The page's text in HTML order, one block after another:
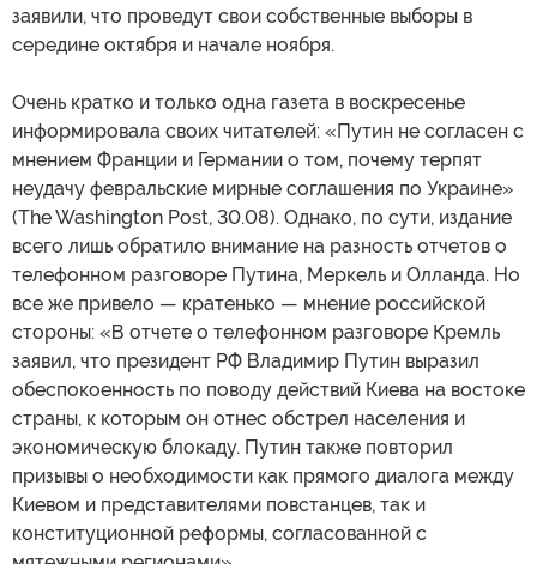
заявили, что проведут свои собственные выборы в
середине октября и начале ноября.
Очень кратко и только одна газета в воскресенье
информировала своих читателей: «Путин не согласен с
мнением Франции и Германии о том, почему терпят
неудачу февральские мирные соглашения по Украине»
(The Washington Post, 30.08). Однако, по сути, издание
всего лишь обратило внимание на разность отчетов о
телефонном разговоре Путина, Меркель и Олланда. Но
все же привело — кратенько — мнение российской
стороны: «В отчете о телефонном разговоре Кремль
заявил, что президент РФ Владимир Путин выразил
обеспокоенность по поводу действий Киева на востоке
страны, к которым он отнес обстрел населения и
экономическую блокаду. Путин также повторил
призывы о необходимости как прямого диалога между
Киевом и представителями повстанцев, так и
конституционной реформы, согласованной с